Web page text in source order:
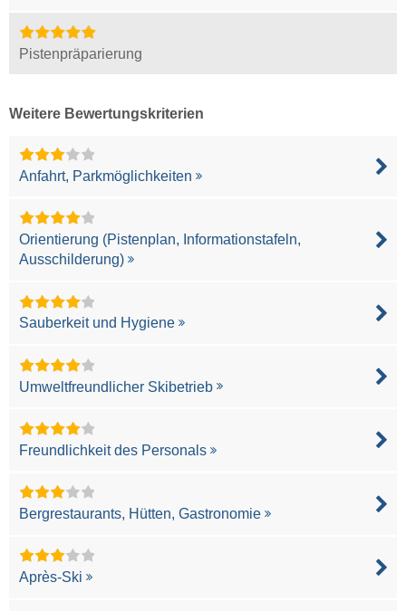
Pistenpräparierung
Weitere Bewertungskriterien
Anfahrt, Parkmöglichkeiten
Orientierung (Pistenplan, Informationstafeln,
Ausschilderung)
Sauberkeit und Hygiene
Umweltfreundlicher Skibetrieb
Freundlichkeit des Personals
Bergrestaurants, Hütten, Gastronomie
Après-Ski